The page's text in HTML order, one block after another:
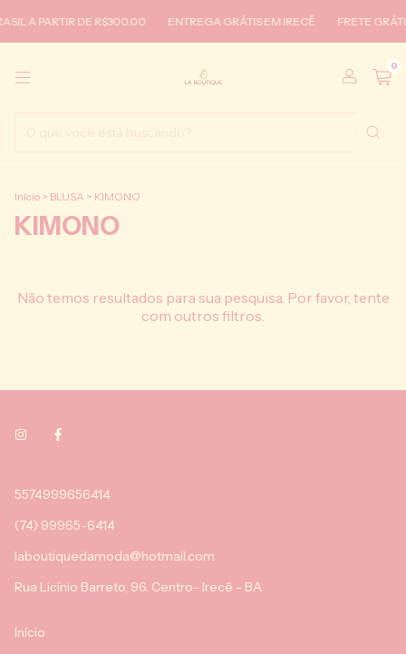
A PARTIR DE R$300,00 ENTREGA GRÁTIS EM IRECÊ FRETE
0
Início > BLUSA > KIMONO
KIMONO
Não temos resultados para sua pesquisa. Por favor, tente
com outros filtros.
5574999656414
(74) 99965-6414
laboutiquedamoda@hotmail.com
Rua Licínio Barreto, 96. Centro- Irecê - BA
Início